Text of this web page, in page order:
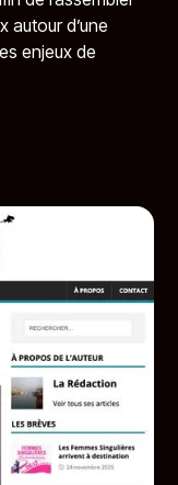
autour d’une
enjeux de